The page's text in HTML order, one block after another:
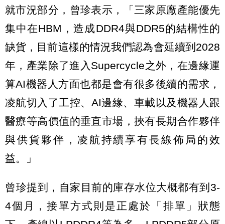
就市況部分，曾珍表示，「三家原廠產能優先
集中在HBM，造成DDR4與DDR5的結構性的
缺貨，目前這樣的情況我們認為會延續到2028
年，產業除了進入Supercycle之外，在邊緣運
算AI機器人方面也都是會有很多後續的需求，
凌航切入了工控、AI邊緣、車載以及機器人跟
醫療等高價值的垂直市場，挾有長期合作夥伴
與供貨夥伴，凌航持續享有長線佈局的效
益。」
曾珍提到，自家目前的庫存水位大概都有到3-
4個月，接單方式則是正處於「排單」狀態